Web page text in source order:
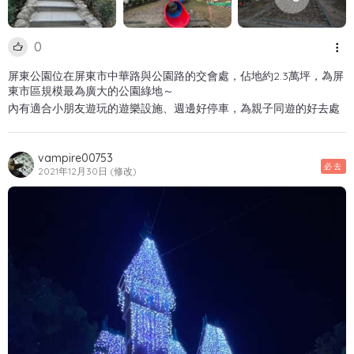
0
屏東公園位在屏東市中華路與公園路的交會處，佔地約2.3萬坪，為屏
東市區規模最為廣大的公園綠地～
內有適合小朋友遊玩的遊樂設施、週邊好停車，為親子同遊的好去處
vampire00753
2021年12月30日 (修改) 必去